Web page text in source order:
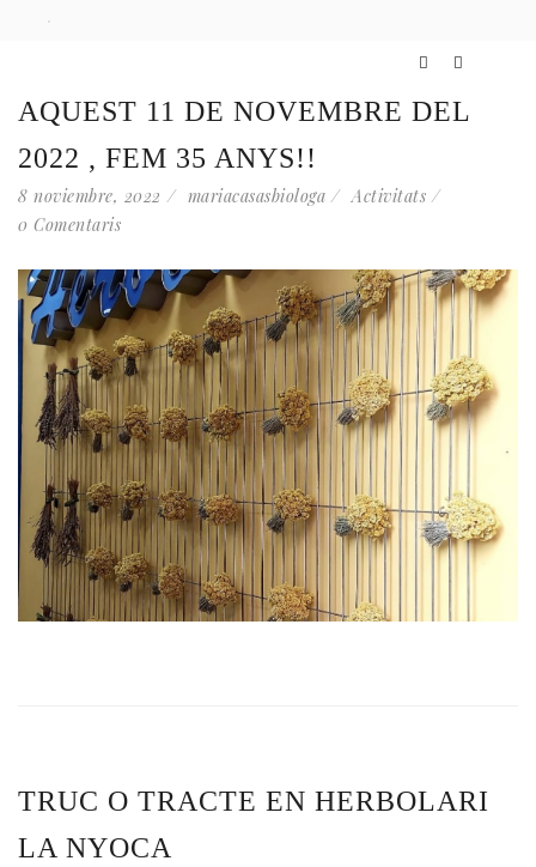
AQUEST 11 DE NOVEMBRE DEL
2022 , FEM 35 ANYS!!
8 noviembre, 2022 mariacasasbiologa
Activitats
0 Comentaris
TRUC O TRACTE EN HERBOLARI
LA NYOCA